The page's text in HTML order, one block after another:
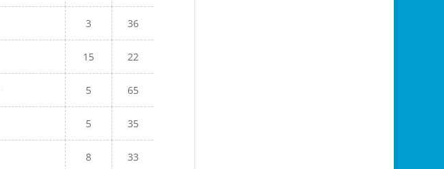
3 36
15 22
5 65
5 35
8 33